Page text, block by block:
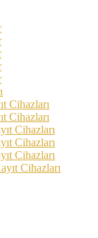
Cihazları
Cihazları
Cihazları
Cihazları